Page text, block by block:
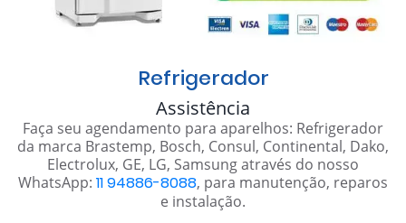
Refrigerador
Assistência
Faça seu agendamento para aparelhos: Refrigerador
da marca Brastemp, Bosch, Consul, Continental, Dako,
Electrolux, GE, LG, Samsung através do nosso
WhatsApp: 11 94886-8088, para manutenção, reparos
e instalação.